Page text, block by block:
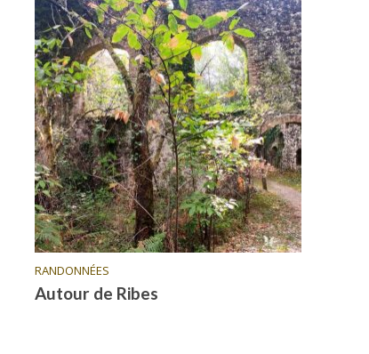
RANDONNÉES
Autour de Ribes